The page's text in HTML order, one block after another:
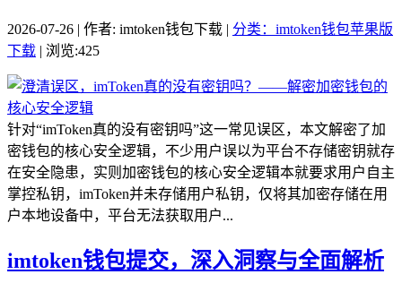
2026-07-26 | 作者: imtoken钱包下载 | 分类：imtoken钱包苹果版
下载 | 浏览:425
针对“imToken真的没有密钥吗”这一常见误区，本文解密了加
密钱包的核心安全逻辑，不少用户误以为平台不存储密钥就存
在安全隐患，实则加密钱包的核心安全逻辑本就要求用户自主
掌控私钥，imToken并未存储用户私钥，仅将其加密存储在用
户本地设备中，平台无法获取用户...
imtoken钱包提交，深入洞察与全面解析